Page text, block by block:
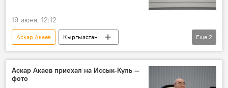
19 июня, 12:12
Аскар Акаев
Кыргызстан
Международный Иссык-Кульский форум
кризис
Еще 2
Аскар Акаев приехал на Иссык-Куль —
фото